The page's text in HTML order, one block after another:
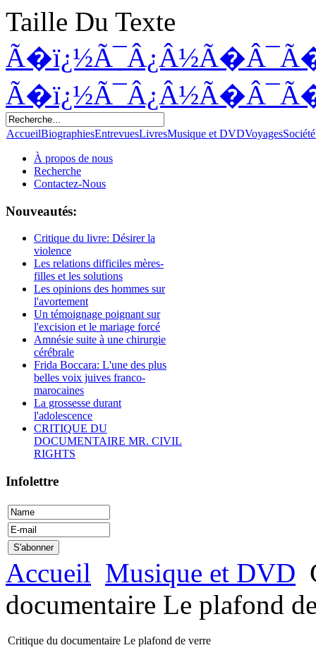
Taille Du Texte
AccueilBiographiesEntrevuesLivresMusique et DVDVoyagesSociété
À propos de nous
Recherche
Contactez-Nous
Nouveautés:
Critique du livre: Désirer la
violence
Les relations difficiles mères-
filles et les solutions
Les opinions des hommes sur
l'avortement
Un témoignage poignant sur
l'excision et le mariage forcé
Amnésie suite à une chirurgie
cérébrale
Frida Boccara: L'une des plus
belles voix juives franco-
marocaines
La grossesse durant
l'adolescence
CRITIQUE DU
DOCUMENTAIRE MR. CIVIL
RIGHTS
Infolettre
Accueil Musique et DVD
documentaire Le plafond
Critique du documentaire Le plafond de verre